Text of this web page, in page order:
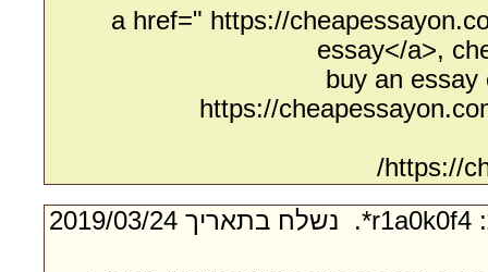
<a href=" https://
essay</a>,
buy an
https://
https://
- מאת:‏ r1a0k0f4*. ‏ נשלח בתאריך ‏24/‏03/‏2019